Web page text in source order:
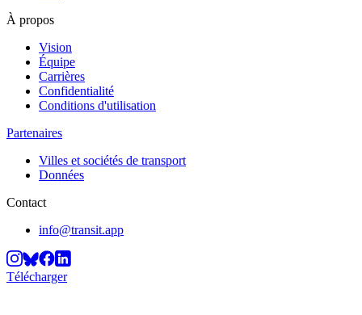
À propos
Vision
Équipe
Carrières
Confidentialité
Conditions d'utilisation
Partenaires
Villes et sociétés de transport
Données
Contact
info@transit.app
Télécharger